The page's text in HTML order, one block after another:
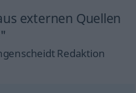
externen Quellen
Redaktion